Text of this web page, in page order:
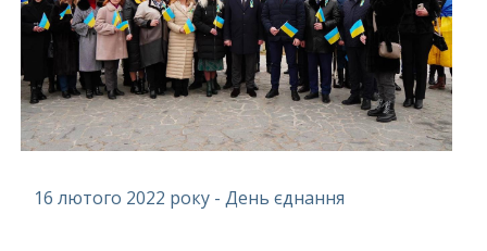
16 лютого 2022 року - День єднання